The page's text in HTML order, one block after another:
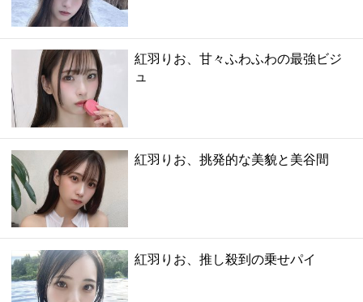
紅羽りお、甘々ふわふわの最強ビジ
ュ
紅羽りお、挑発的な美貌と美谷間
紅羽りお、推し殺到の乗せパイ